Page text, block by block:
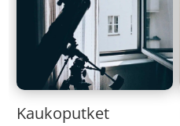
Kaukoputket